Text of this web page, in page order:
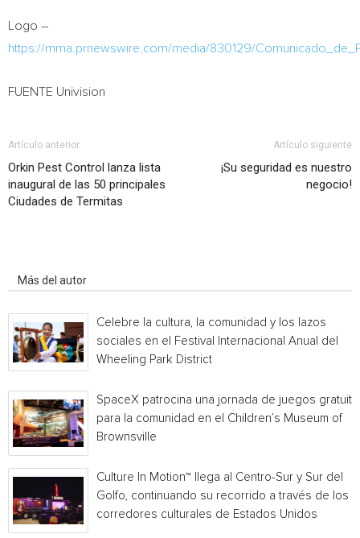
Logo –
https://mma.prnewswire.com/media/830129/
FUENTE Univision
Artículo anterior
Orkin Pest Control lanza lista
inaugural de las 50 principales
Ciudades de Termitas
Artículo siguiente
¡Su seguridad es nuestro
negocio!
Más del autor
Celebre la cultura, la comunidad y los lazos
sociales en el Festival Internacional Anual del
Wheeling Park District
SpaceX patrocina una jornada de juegos gratuita
para la comunidad en el Children’s Museum of
Brownsville
Culture In Motion™ llega al Centro-Sur y Sur del
Golfo, continuando su recorrido a través de los
corredores culturales de Estados Unidos